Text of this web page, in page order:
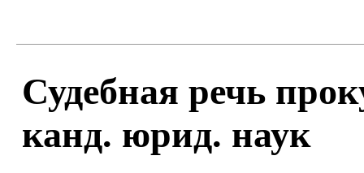
Судебная речь
канд. юрид. наук